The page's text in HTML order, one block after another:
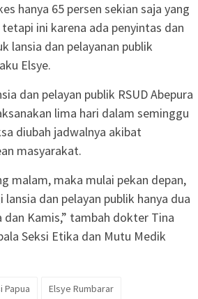
hanya 65 persen sekian saja yang
tetapi ini karena ada penyintas dan
lansia dan pelayanan publik
Elsye.
dan pelayan publik RSUD Abepura
lima hari dalam seminggu
diubah jadwalnya akibat
masyarakat.
malam, maka mulai pekan depan,
lansia dan pelayan publik hanya dua
dan Kamis,” tambah dokter Tina
Seksi Etika dan Mutu Medik
Papua
Elsye Rumbarar